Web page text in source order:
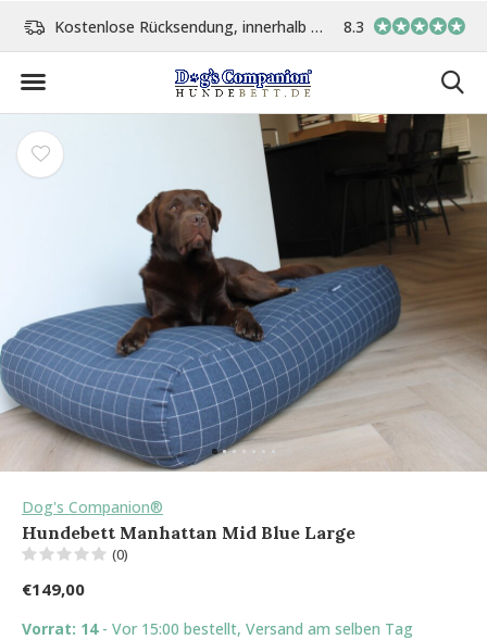
Vor 15:00 Uhr bestellt, am gleichen Tag versand In eigener
8.3
Dog's Companion®
Hundebett Manhattan Mid Blue Large
(0)
€149,00
Vorrat: 14 - Vor 15:00 bestellt, Versand am selben Tag